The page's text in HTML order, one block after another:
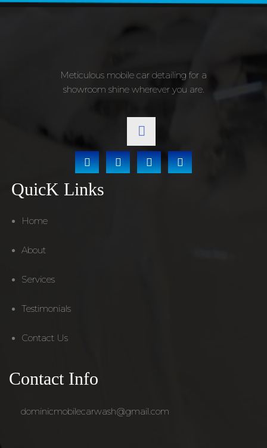
Meticulous mobile car detailing for a
showroom shine wherever you are.
QuicK Links
Home
About
Services
Testimonials
Contact Us
Contact Info
dominicmobilecarwash@gmail.com